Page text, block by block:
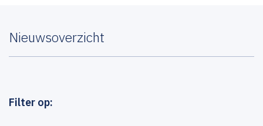
Nieuwsoverzicht
Filter op: